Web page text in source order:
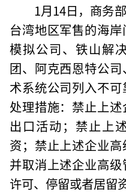
1月14日，商务
台湾地区军售的海
模拟公司、铁山解
团、阿克西恩特公
术系统公司列入不
处理措施：禁止上
出口活动；禁止上
资；禁止上述企业
并取消上述企业高
许可、停留或者居留